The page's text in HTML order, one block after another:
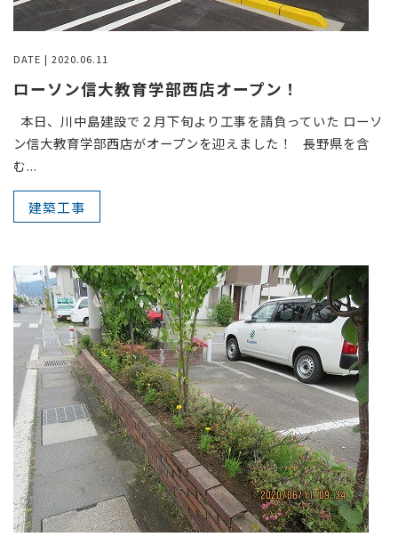
DATE | 2020.06.11
ローソン信大教育学部西店オープン！
本日、川中島建設で２月下旬より工事を請負っていた ローソ
ン信大教育学部西店がオープンを迎えました！ 長野県を含
む...
建築工事